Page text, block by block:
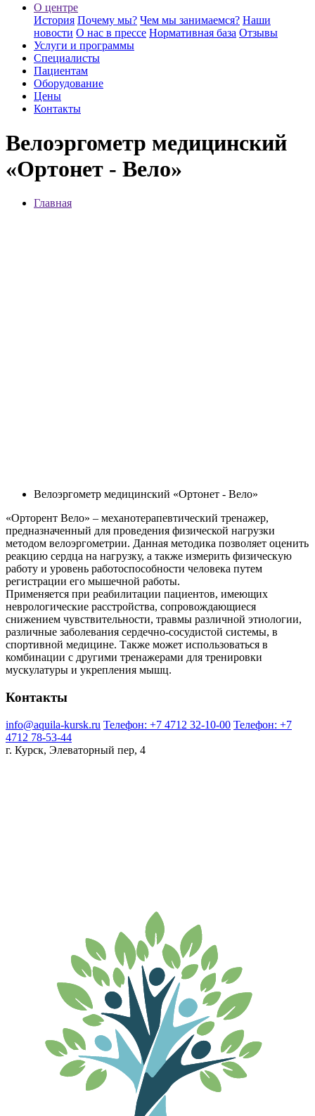
О центре
История Почему мы? Чем мы занимаемся? Наши
новости О нас в прессе Нормативная база Отзывы
Услуги и программы
Специалисты
Пациентам
Оборудование
Цены
Контакты
Велоэргометр медицинский
«Ортонет - Вело»
Главная
Велоэргометр медицинский «Ортонет - Вело»
«Орторент Вело» – механотерапевтический тренажер,
предназначенный для проведения физической нагрузки
методом велоэргометрии. Данная методика позволяет оценить
реакцию сердца на нагрузку, а также измерить физическую
работу и уровень работоспособности человека путем
регистрации его мышечной работы.
Применяется при реабилитации пациентов, имеющих
неврологические расстройства, сопровождающиеся
снижением чувствительности, травмы различной этиологии,
различные заболевания сердечно-сосудистой системы, в
спортивной медицине. Также может использоваться в
комбинации с другими тренажерами для тренировки
мускулатуры и укрепления мышц.
Контакты
info@aquila-kursk.ru Телефон: +7 4712 32-10-00 Телефон: +7
4712 78-53-44
г. Курск, Элеваторный пер, 4